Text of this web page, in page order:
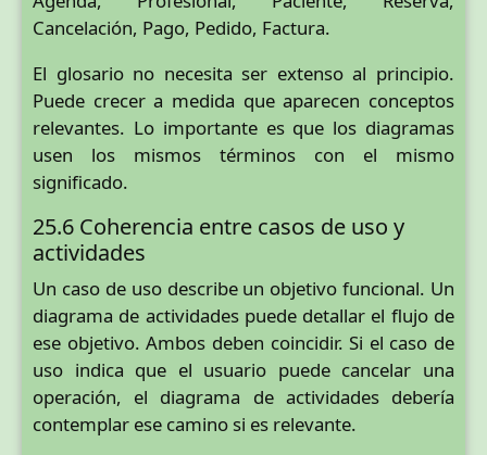
Cancelación, Pago, Pedido, Factura.
El glosario no necesita ser extenso al principio.
Puede crecer a medida que aparecen conceptos
relevantes. Lo importante es que los diagramas
usen los mismos términos con el mismo
significado.
25.6 Coherencia entre casos de uso y
actividades
Un caso de uso describe un objetivo funcional. Un
diagrama de actividades puede detallar el flujo de
ese objetivo. Ambos deben coincidir. Si el caso de
uso indica que el usuario puede cancelar una
operación, el diagrama de actividades debería
contemplar ese camino si es relevante.